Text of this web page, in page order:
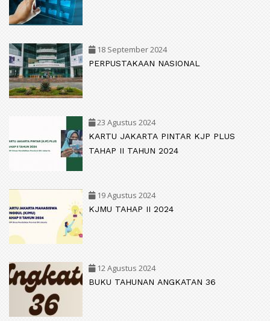
18 September 2024
PERPUSTAKAAN NASIONAL
23 Agustus 2024
KARTU JAKARTA PINTAR KJP PLUS
TAHAP II TAHUN 2024
19 Agustus 2024
KJMU TAHAP II 2024
12 Agustus 2024
BUKU TAHUNAN ANGKATAN 36